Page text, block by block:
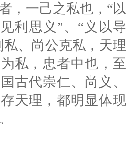
，一己之私也，“以
利思义”、“义以导
私、尚公克私，天理
私，忠者中也，至
古代崇仁、尚义、
天理，都明显体现